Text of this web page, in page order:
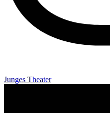
Junges Theater